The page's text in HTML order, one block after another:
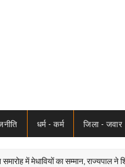
धर्म - कर्म जिला - जवार
का सम्मान, राज्यपाल ने शिक्षा की